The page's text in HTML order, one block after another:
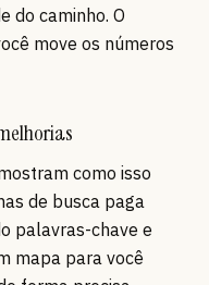
do caminho. O
move os números
como isso
de busca paga
palavras-chave e
mapa para você